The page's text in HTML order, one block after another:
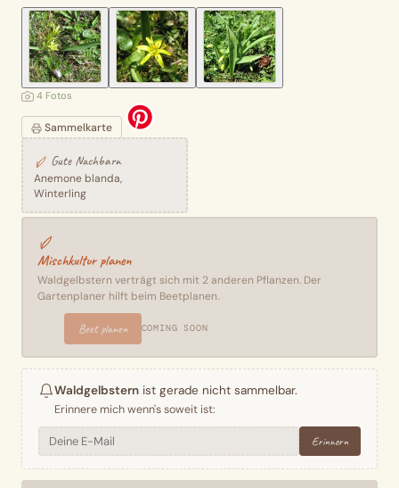
4 Fotos
Sammelkarte
Gute Nachbarn
Anemone blanda,
Winterling
Mischkultur planen
Waldgelbstern verträgt sich mit 2 anderen Pflanzen. Der
Gartenplaner hilft beim Beetplanen.
Beet planen COMING SOON
Waldgelbstern ist gerade nicht sammelbar.
Erinnere mich wenn's soweit ist:
Erinnern